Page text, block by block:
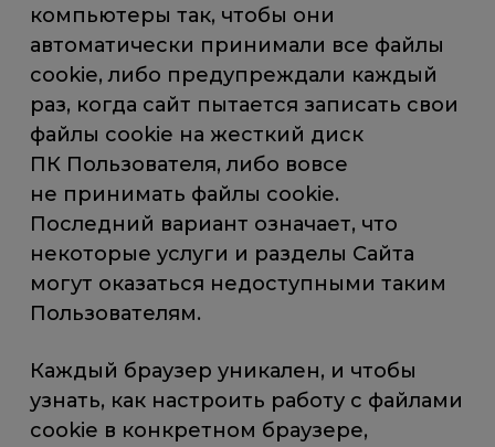
компьютеры так, чтобы они
автоматически принимали все файлы
cookie, либо предупреждали каждый
раз, когда сайт пытается записать свои
файлы cookie на жесткий диск
ПК Пользователя, либо вовсе
не принимать файлы cookie.
Последний вариант означает, что
некоторые услуги и разделы Сайта
могут оказаться недоступными таким
Пользователям.
Каждый браузер уникален, и чтобы
узнать, как настроить работу с файлами
cookie в конкретном браузере,